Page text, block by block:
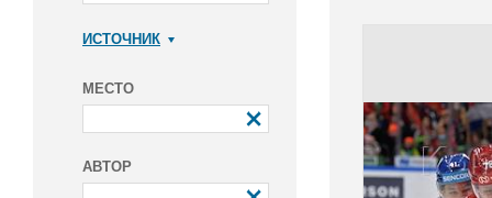
ИСТОЧНИК
МЕСТО
АВТОР